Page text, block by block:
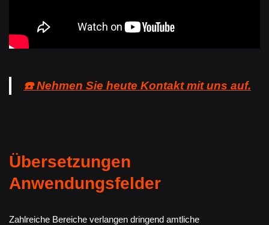
☎️ Nehmen Sie heute Kontakt mit uns auf.
Übersetzungen
Anwendungsfelder
Zahlreiche Bereiche verlangen dringend amtliche